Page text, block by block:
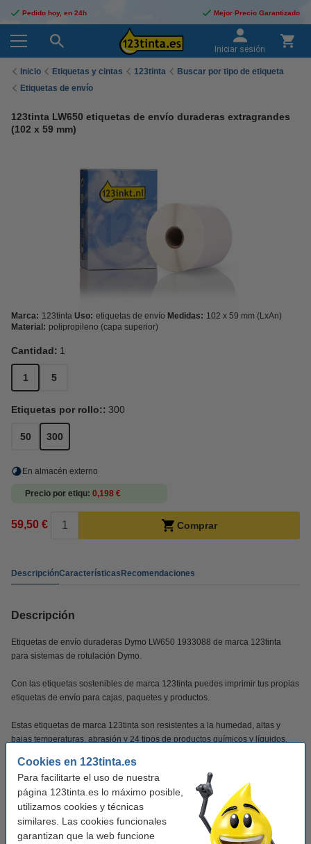
Cookies en 123tinta.es
Para facilitarte el uso de nuestra
página 123tinta.es lo máximo posible,
utilizamos cookies y técnicas
similares. Las cookies funcionales
garantizan que la web funcione
Pedido hoy, en 24h Mejor Precio Garantizado
Iniciar sesión
Inicio Etiquetas y cintas 123tinta
Buscar por tipo de etiqueta
Etiquetas de envío
123tinta LW650 etiquetas de envío duraderas extragrandes
(102 x 59 mm)
Marca: 123tinta Uso: etiquetas de envío Medidas: 102 x 59 mm (LxAn)
Material: polipropileno (capa superior)
Cantidad: 1
1 5
Etiquetas por rollo:: 300
50 300
En almacén externo
Precio por etiqu 0,198 €
59,50 € Comprar
DescripciónCaracterísticasRecomendaciones
Descripción
Etiquetas de envío duraderas Dymo LW650 1933088 de marca 123tinta
para sistemas de rotulación Dymo.
Con las etiquetas sostenibles de marca 123tinta puedes imprimir tus propias
etiquetas de envío para cajas, paquetes y productos.
Estas etiquetas de marca 123tinta son resistentes a la humedad, altas y
bajas temperaturas, abrasión y 24 tipos de productos químicos y líquidos.
perfectamente durante años, incluso en superficies curvas.
Verás la diferencia en tu cartera!!!!
Por supuesto con 100% de garantía.